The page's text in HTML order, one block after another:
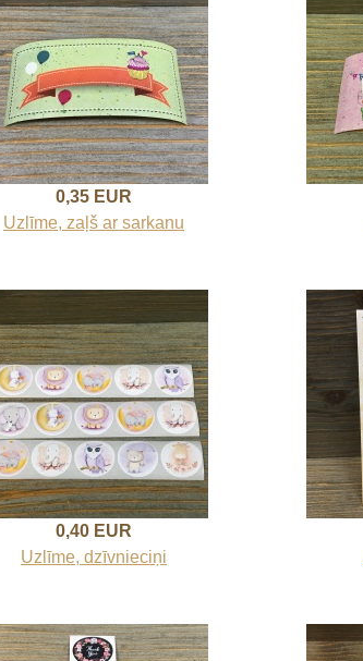
0,35 EUR
Uzlīme, zaļš ar sarkanu
0,40 EUR
Uzlīme, dzīvnieciņi